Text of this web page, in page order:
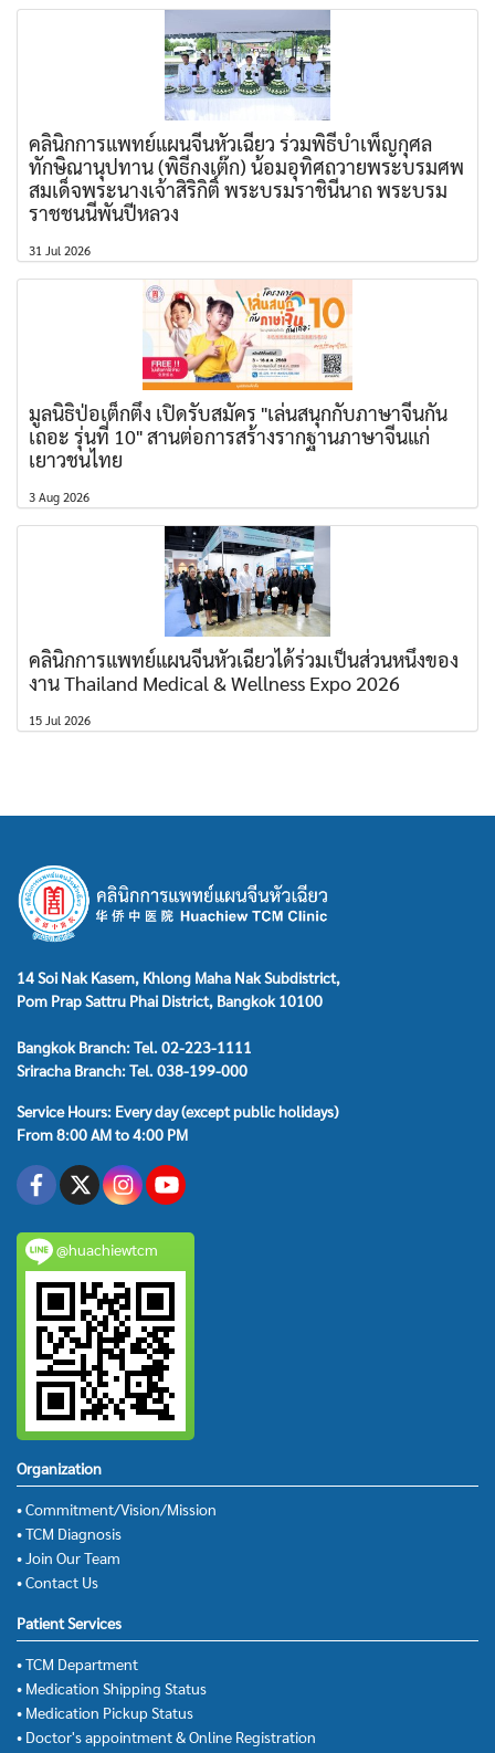
คลินิกการแพทย์แผนจีนหัวเฉียว ร่วมพิธีบำเพ็ญกุศล
ทักษิณานุปทาน (พิธีกงเต๊ก) น้อมอุทิศถวายพระบรมศพ
สมเด็จพระนางเจ้าสิริกิติ์ พระบรมราชินีนาถ พระบรม
ราชชนนีพันปีหลวง
31 Jul 2026
มูลนิธิป่อเต็กตึ๊ง เปิดรับสมัคร "เล่นสนุกกับภาษาจีนกัน
เถอะ รุ่นที่ 10" สานต่อการสร้างรากฐานภาษาจีนแก่
เยาวชนไทย
3 Aug 2026
คลินิกการแพทย์แผนจีนหัวเฉียวได้ร่วมเป็นส่วนหนึ่งของ
งาน Thailand Medical & Wellness Expo 2026
15 Jul 2026
14 Soi Nak Kasem, Khlong Maha Nak Subdistrict,
Pom Prap Sattru Phai District, Bangkok 10100
Bangkok Branch: Tel. 02-223-1111
Sriracha Branch: Tel. 038-199-000
Service Hours: Every day (except public holidays)
From 8:00 AM to 4:00 PM
@huachiewtcm
Organization
• Commitment/Vision/Mission
• TCM Diagnosis
• Join Our Team
• Contact Us
Patient Services
• TCM Department
• Medication Shipping Status
• Medication Pickup Status
• Doctor's appointment & Online Registration